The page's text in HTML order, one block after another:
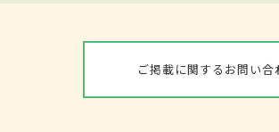
ご掲載に関するお問い合